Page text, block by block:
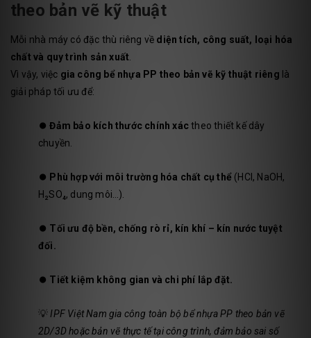
theo bản vẽ kỹ thuật
Mỗi nhà máy có đặc thù riêng về diện tích, công suất, loại hóa
chất và quy trình sản xuất.
Vì vậy, việc gia công bể nhựa PP theo bản vẽ kỹ thuật riêng là
giải pháp tối ưu để:
⏺️Đảm bảo kích thước chính xáctheo thiết kế dây
chuyền.
⏺️ Phù hợp với môi trường hóa chất cụ thể (HCl, NaOH,
H₂SO₄, dung môi…).
⏺️ Tối ưu độ bền, chống rò rỉ, kín khí – kín nước tuyệt
đối.
⏺️ Tiết kiệm không gian và chi phí lắp đặt.
💡IPF Việt Nam gia công toàn bộ bể nhựa PP theo bản vẽ
2D/3D hoặc bản vẽ thực tế tại công trình, đảm bảo sai số